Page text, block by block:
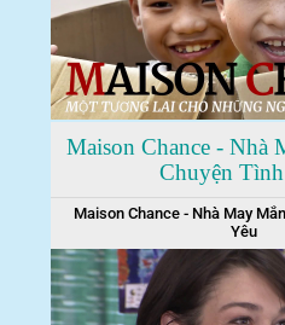
Maison Chance - Nhà
Chuyện
Maison Chance - Nhà May
Yêu